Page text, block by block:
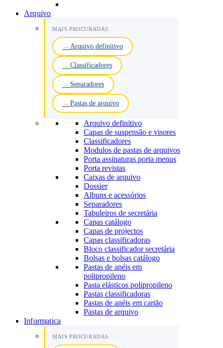
Arquivo
MAIS PROCURADAS
Arquivo definitivo
Classificadores
Separadores
Pastas de arquivo
Arquivo definitivo
Capas de suspensão e visores
Classificadores
Modulos de pastas de arquivos
Porta assinaturas porta menus
Porta revistas
Caixas de arquivo
Dossier
Albuns e acessórios
Separadores
Tabuleiros de secretária
Capas catálogo
Capas de projectos
Capas classificadoras
Bloco classificador secretária
Bolsas e bolsas catálogo
Pastas de anéis em
polipropileno
Pasta elásticos polipropileno
Pastas classificadoras
Pastas de anéis em cartão
Pastas de arquivo
Informatica
MAIS PROCURADAS